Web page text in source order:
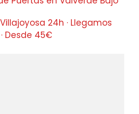
24h · Llegamos
Desde 45€